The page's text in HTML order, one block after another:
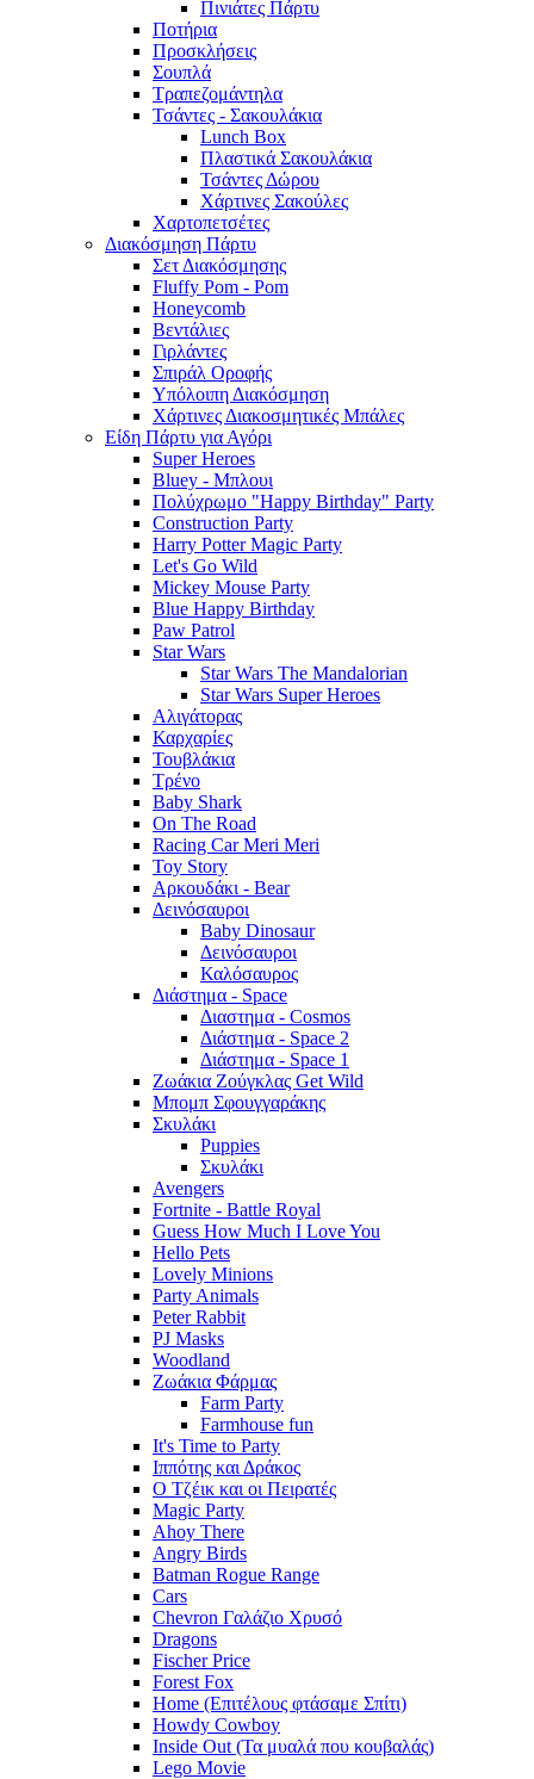
Πινιάτες Πάρτυ
Ποτήρια
Προσκλήσεις
Σουπλά
Τραπεζομάντηλα
Τσάντες - Σακουλάκια
Lunch Box
Πλαστικά Σακουλάκια
Τσάντες Δώρου
Χάρτινες Σακούλες
Χαρτοπετσέτες
Διακόσμηση Πάρτυ
Σετ Διακόσμησης
Fluffy Pom - Pom
Honeycomb
Βεντάλιες
Γιρλάντες
Σπιράλ Οροφής
Υπόλοιπη Διακόσμηση
Χάρτινες Διακοσμητικές Μπάλες
Είδη Πάρτυ για Αγόρι
Super Heroes
Bluey - Μπλουι
Πολύχρωμο "Happy Birthday" Party
Construction Party
Harry Potter Magic Party
Let's Go Wild
Mickey Mouse Party
Blue Happy Birthday
Paw Patrol
Star Wars
Star Wars The Mandalorian
Star Wars Super Heroes
Αλιγάτορας
Καρχαρίες
Τουβλάκια
Τρένο
Baby Shark
On The Road
Racing Car Meri Meri
Toy Story
Αρκουδάκι - Bear
Δεινόσαυροι
Baby Dinosaur
Δεινόσαυροι
Καλόσαυρος
Διάστημα - Space
Διαστημα - Cosmos
Διάστημα - Space 2
Διάστημα - Space 1
Ζωάκια Ζούγκλας Get Wild
Μπομπ Σφουγγαράκης
Σκυλάκι
Puppies
Σκυλάκι
Avengers
Fortnite - Battle Royal
Guess How Much I Love You
Hello Pets
Lovely Minions
Party Animals
Peter Rabbit
PJ Masks
Woodland
Ζωάκια Φάρμας
Farm Party
Farmhouse fun
It's Time to Party
Ιππότης και Δράκος
Ο Τζέικ και οι Πειρατές
Magic Party
Ahoy There
Angry Birds
Batman Rogue Range
Cars
Chevron Γαλάζιο Χρυσό
Dragons
Fischer Price
Forest Fox
Home (Επιτέλους φτάσαμε Σπίτι)
Howdy Cowboy
Inside Out (Τα μυαλά που κουβαλάς)
Lego Movie